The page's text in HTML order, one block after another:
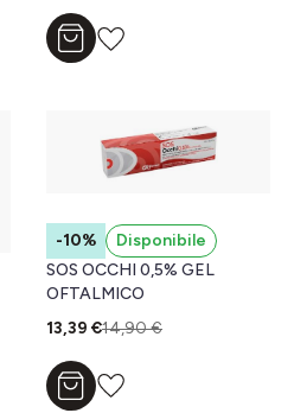
Aggiungi al carrello
-10%
Disponibile
SOS OCCHI 0,5% GEL
OFTALMICO
13,39 €14,90 €
Aggiungi al carrello